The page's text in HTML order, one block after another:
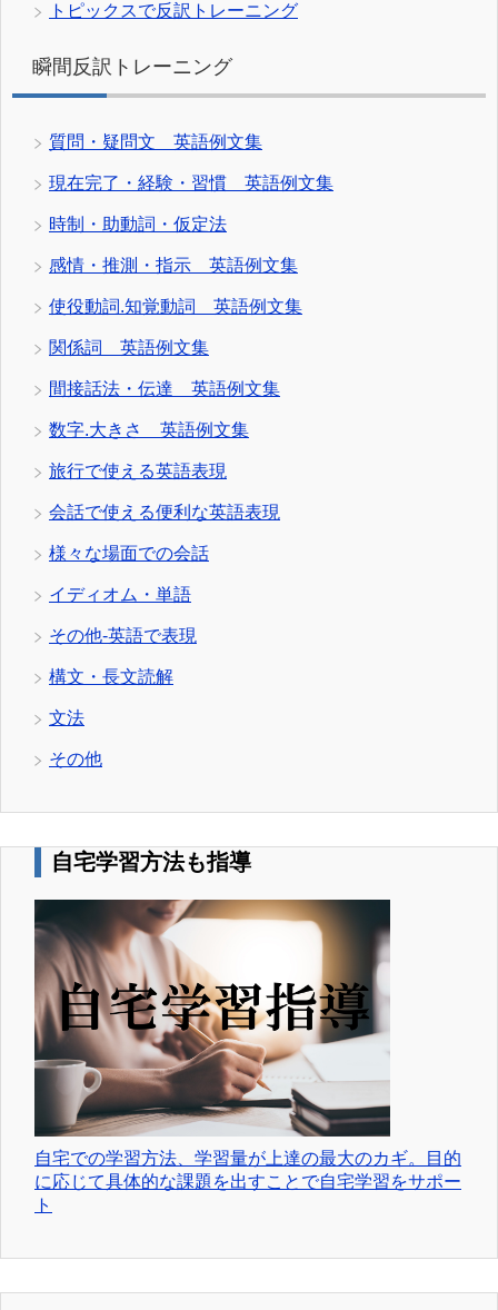
トピックスで反訳トレーニング
瞬間反訳トレーニング
質問・疑問文 英語例文集
現在完了・経験・習慣 英語例文集
時制・助動詞・仮定法
感情・推測・指示 英語例文集
使役動詞.知覚動詞 英語例文集
関係詞 英語例文集
間接話法・伝達 英語例文集
数字.大きさ 英語例文集
旅行で使える英語表現
会話で使える便利な英語表現
様々な場面での会話
イディオム・単語
その他-英語で表現
構文・長文読解
文法
その他
自宅学習方法も指導
自宅での学習方法、学習量が上達の最大のカギ。目的
に応じて具体的な課題を出すことで自宅学習をサポー
ト